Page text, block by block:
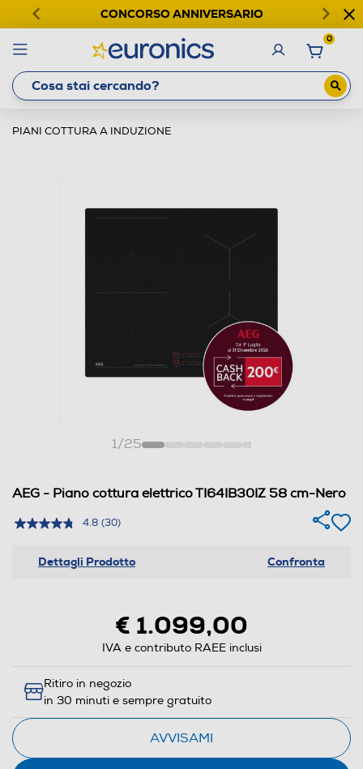
CONCORSO ANNIVERSARIO
0
PIANI COTTURA A INDUZIONE
1/25
AEG - Piano cottura elettrico TI64IB30IZ 58 cm-Nero
4.8 (30)
Dettagli Prodotto Confronta
€ 1.099,00
IVA e contributo RAEE inclusi
Ritiro in negozio
in 30 minuti e sempre gratuito
AVVISAMI